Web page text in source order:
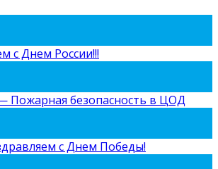
с Днем России!!!
Пожарная безопасность в ЦОД
с Днем Победы!